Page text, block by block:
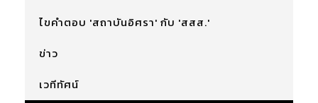
ไขคำตอบ 'สถาบันอิศรา' กับ 'สสส.'
ข่าว
เวทีทัศน์